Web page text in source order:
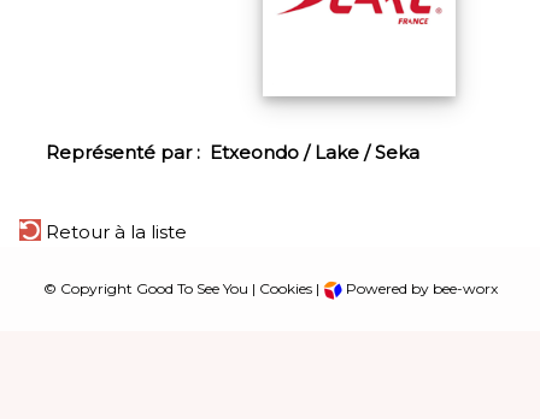
Représenté par : Etxeondo / Lake / Seka
Retour à la liste
© Copyright Good To See You | Cookies| Powered by bee-worx